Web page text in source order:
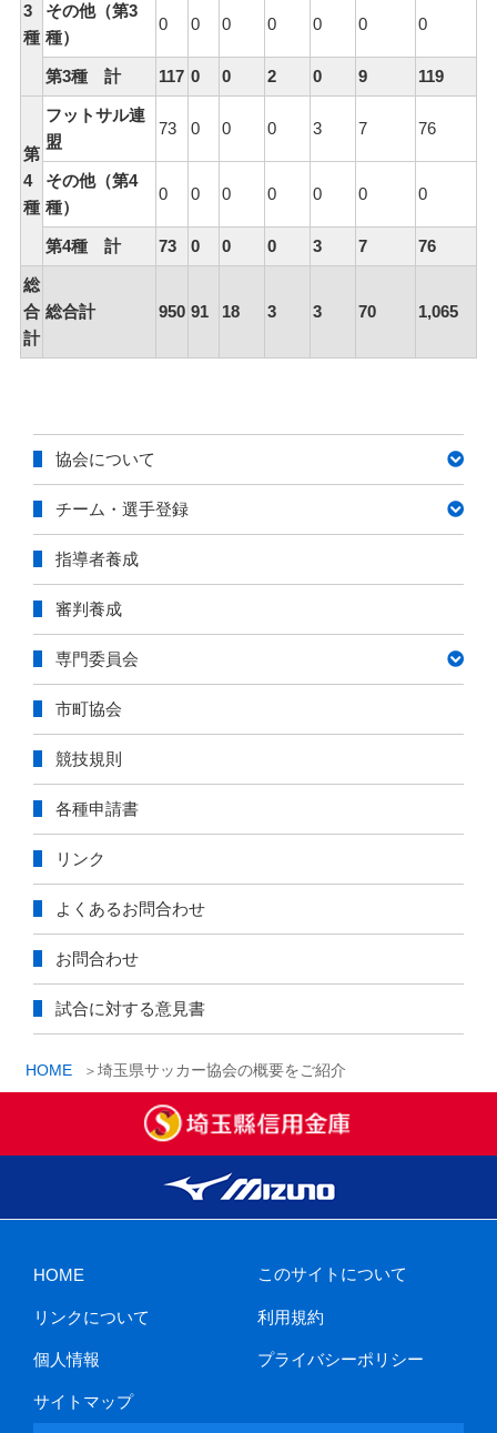
HOME 埼玉県サッカー協会の概要をご紹介
3
種
その他（第3
種）
0 0 0 0 0 0 0
第3種 計 117 0 0 2 0 9 119
第
4
種
フットサル連
盟
73 0 0 0 3 7 76
その他（第4
種）
0 0 0 0 0 0 0
第4種 計 73 0 0 0 3 7 76
総
合
計
総合計 950 91 18 3 3 70 1,065
協会について
チーム・選手登録
指導者養成
審判養成
専門委員会
市町協会
競技規則
各種申請書
リンク
よくあるお問合わせ
お問合わせ
試合に対する意見書
HOME このサイトについて
リンクについて 利用規約
個人情報 プライバシーポリシー
サイトマップ